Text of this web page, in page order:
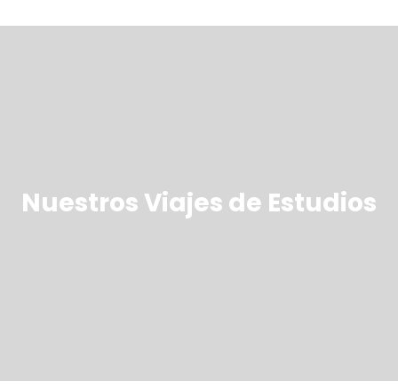
Nuestros Viajes de Estudios